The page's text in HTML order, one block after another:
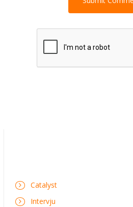
Catalyst
Intervju